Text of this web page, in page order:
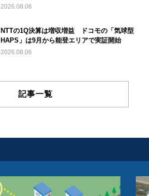
2026.08.06
NTTの1Q決算は増収増益 ドコモの「気球型
HAPS」は9月から能登エリアで実証開始
2026.08.06
記事一覧